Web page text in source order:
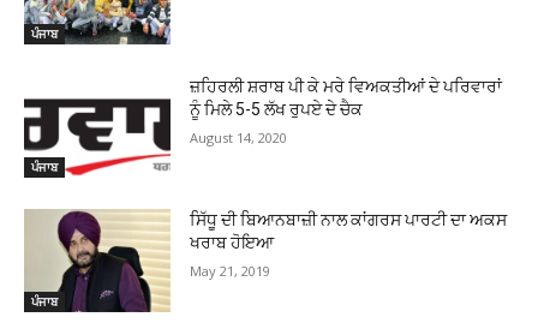
ਪੰਜਾਬ
ਪੰਜਾਬ
ਜ਼ਹਿਰਲੀ ਸ਼ਰਾਬ ਪੀ ਕੇ ਮਰੇ ਵਿਅਕਤੀਆਂ ਦੇ ਪਰਿਵਾਰਾਂ
ਨੂੰ ਮਿਲੇ 5-5 ਲੱਖ ਰੁਪਏ ਦੇ ਚੈਕ
August 14, 2020
ਪੰਜਾਬ
ਸਿੱਧੂ ਦੀ ਬਿਆਨਬਾਜ਼ੀ ਨਾਲ ਕਾਂਗਰਸ ਪਾਰਟੀ ਦਾ ਅਕਸ
ਖਰਾਬ ਹੋਇਆ
May 21, 2019